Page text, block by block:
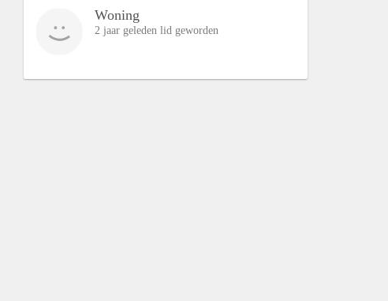
Woning
2 jaar geleden lid geworden